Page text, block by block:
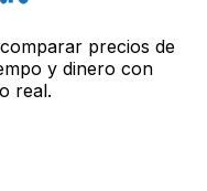
precios de
y dinero con
real.